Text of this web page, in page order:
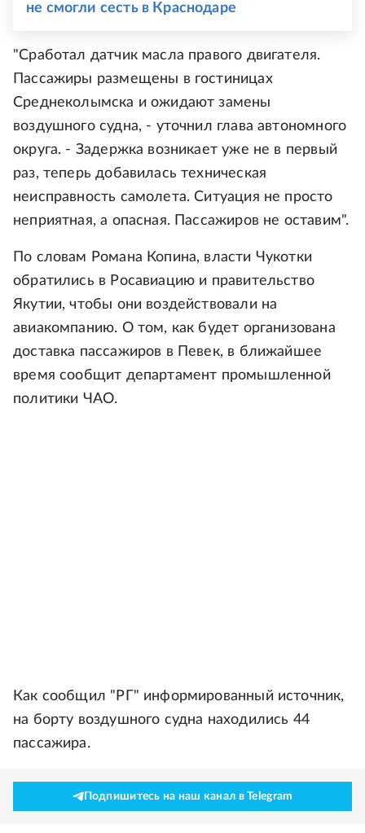
не смогли сесть в Краснодаре
"Сработал датчик масла правого двигателя.
Пассажиры размещены в гостиницах
Среднеколымска и ожидают замены
воздушного судна, - уточнил глава автономного
округа. - Задержка возникает уже не в первый
раз, теперь добавилась техническая
неисправность самолета. Ситуация не просто
неприятная, а опасная. Пассажиров не оставим".
По словам Романа Копина, власти Чукотки
обратились в Росавиацию и правительство
Якутии, чтобы они воздействовали на
авиакомпанию. О том, как будет организована
доставка пассажиров в Певек, в ближайшее
время сообщит департамент промышленной
политики ЧАО.
Как сообщил "РГ" информированный источник,
на борту воздушного судна находились 44
пассажира.
Подпишитесь на наш канал в Telegram